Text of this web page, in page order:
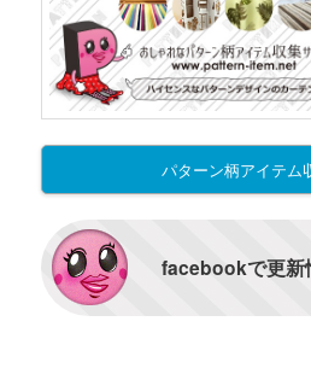
パターン柄アイテム
facebookで更新